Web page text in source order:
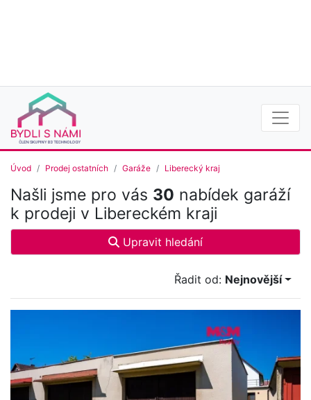
Úvod Prodej ostatních Garáže Liberecký kraj
Našli jsme pro vás 30 nabídek garáží
k prodeji v Libereckém kraji
Upravit hledání
Řadit od: Nejnovější